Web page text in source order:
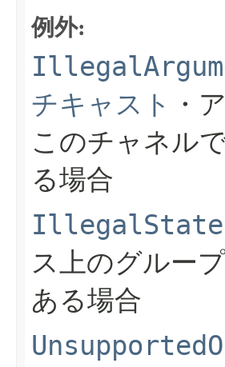
例外:
チキャスト
・
このチャネル
る場合
ス上のグルー
ある場合